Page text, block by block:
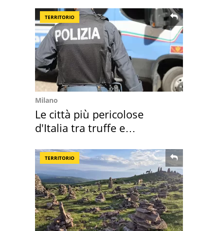
TERRITORIO
Milano
Le città più pericolose
d'Italia tra truffe e
TERRITORIO